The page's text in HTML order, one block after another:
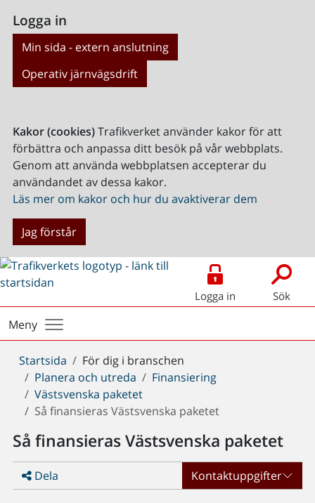
Logga in
Min sida - extern anslutning
Operativ järnvägsdrift
Kakor (cookies)Trafikverket använder kakor för att
förbättra och anpassa ditt besök på vår webbplats.
Genom att använda webbplatsen accepterar du
användandet av dessa kakor.
Läs mer om kakor och hur du avaktiverar dem
Jag förstår
Logga in Sök
Meny
Du
är
här:
Startsida
För dig i branschen
Planera och utreda
Finansiering
Västsvenska paketet
Så finansieras Västsvenska paketet
Så finansieras Västsvenska paketet
Dela Kontaktuppgifter